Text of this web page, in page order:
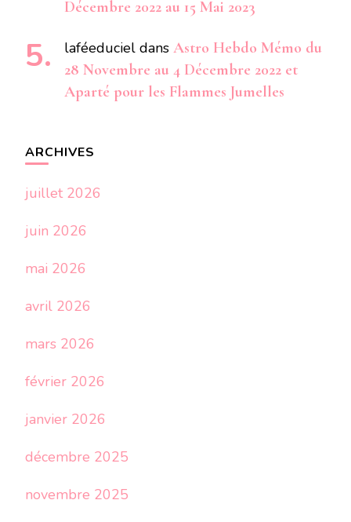
Décembre 2022 au 15 Mai 2023
laféeduciel dans Astro Hebdo Mémo du
28 Novembre au 4 Décembre 2022 et
Aparté pour les Flammes Jumelles
ARCHIVES
juillet 2026
juin 2026
mai 2026
avril 2026
mars 2026
février 2026
janvier 2026
décembre 2025
novembre 2025